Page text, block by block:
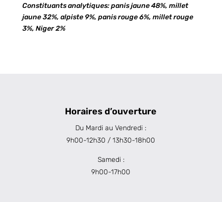
Constituants analytiques: panis jaune 48%, millet
jaune 32%, alpiste 9%, panis rouge 6%, millet rouge
3%, Niger 2%
Horaires d’ouverture
Du Mardi au Vendredi :
9h00-12h30 / 13h30-18h00
Samedi :
9h00-17h00